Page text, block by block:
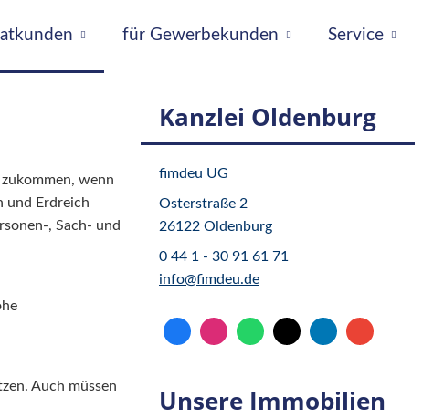
für Gewerbekunden Service
Kanzlei Oldenburg
fimdeu UG
Osterstraße 2
26122 Oldenburg
0 44 1 - 30 91 61 71
info@fimdeu.de
Unsere Immobilien
wenn
und Erdreich
, Sach- und
Auch müssen